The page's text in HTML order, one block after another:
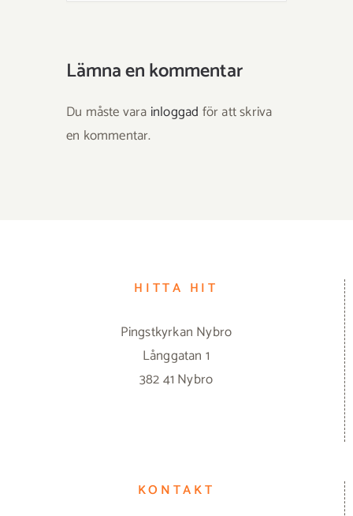
Lämna en kommentar
Du måste vara inloggad för att skriva
en kommentar.
HITTA HIT
Pingstkyrkan Nybro
Långgatan 1
382 41 Nybro
KONTAKT